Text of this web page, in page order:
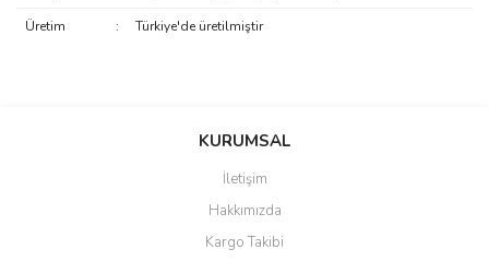
Üretim : Türkiye'de üretilmiştir
Bu ürüne ilk yorumu siz yapın!
güzel paketlenmiş ama yanında
ile 24 izlenmektedir diye küçük
KURUMSAL
İletişim
Hakkımızda
Kargo Takibi